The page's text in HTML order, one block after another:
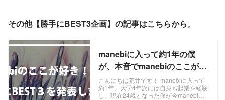
その他【勝手にBEST3企画】の記事はこちらから。
manebiに入って約1年の僕
が、本音でmanebiのここが好
き！BEST3を発表します | 株
式会社manebi
こんにちは荒井です！ manebiに入って
約1年、大学4年次には自身も起業を経験
し、現在24歳となった僕が今manebiで